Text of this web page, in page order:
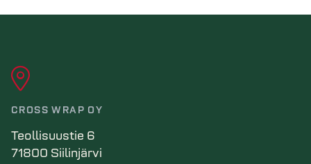
CROSS WRAP OY
Teollisuustie 6
71800 Siilinjärvi